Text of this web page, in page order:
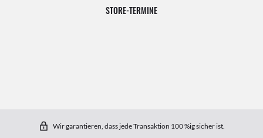
STORE-TERMINE
Wir garantieren, dass jede Transaktion 100 %ig sicher ist.